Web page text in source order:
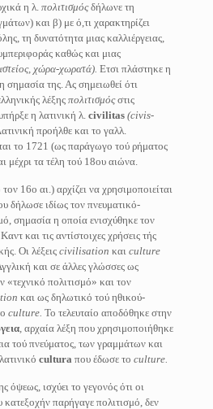
η λ. πολιτισμός δήλωνε τη
και β) με ό,τι χαρακτηρίζει
τη δυνατότητα μιας καλλιέργειας,
καθώς και μιας
χώρα-χωρατά). Ετσι πλάστηκε η
σημασία της. Ας σημειωθεί ότι
λέξης πολιτισμόςστις
η λατινική λ. civilitas (civis-
προήλθε και το γαλλ.
το 1721 (ως παράγωγο τού ρήματος
μέχρι τα τέλη τού 18ου αιώνα.
16ο αι.) αρχίζει να χρησιμοποιείται
δήλωσε ιδίως τον πνευματικό-
σημασία η οποία ενισχύθηκε τον
και τις αντίστοιχες χρήσεις τής
Οι λέξεις civilisation και culture
και σε άλλες γλώσσες ως
πολιτισμό» και τον
και ως δηλωτικό τού ηθικού-
culture. Το τελευταίο αποδόθηκε στην
, αρχαία λέξη που χρησιμοποιήθηκε
τού πνεύματος, των γραμμάτων και
cultura που έδωσε το culture.
όψεως, ισχύει το γεγονός ότι οι
κατεξοχήν παρήγαγε πολιτισμό, δεν